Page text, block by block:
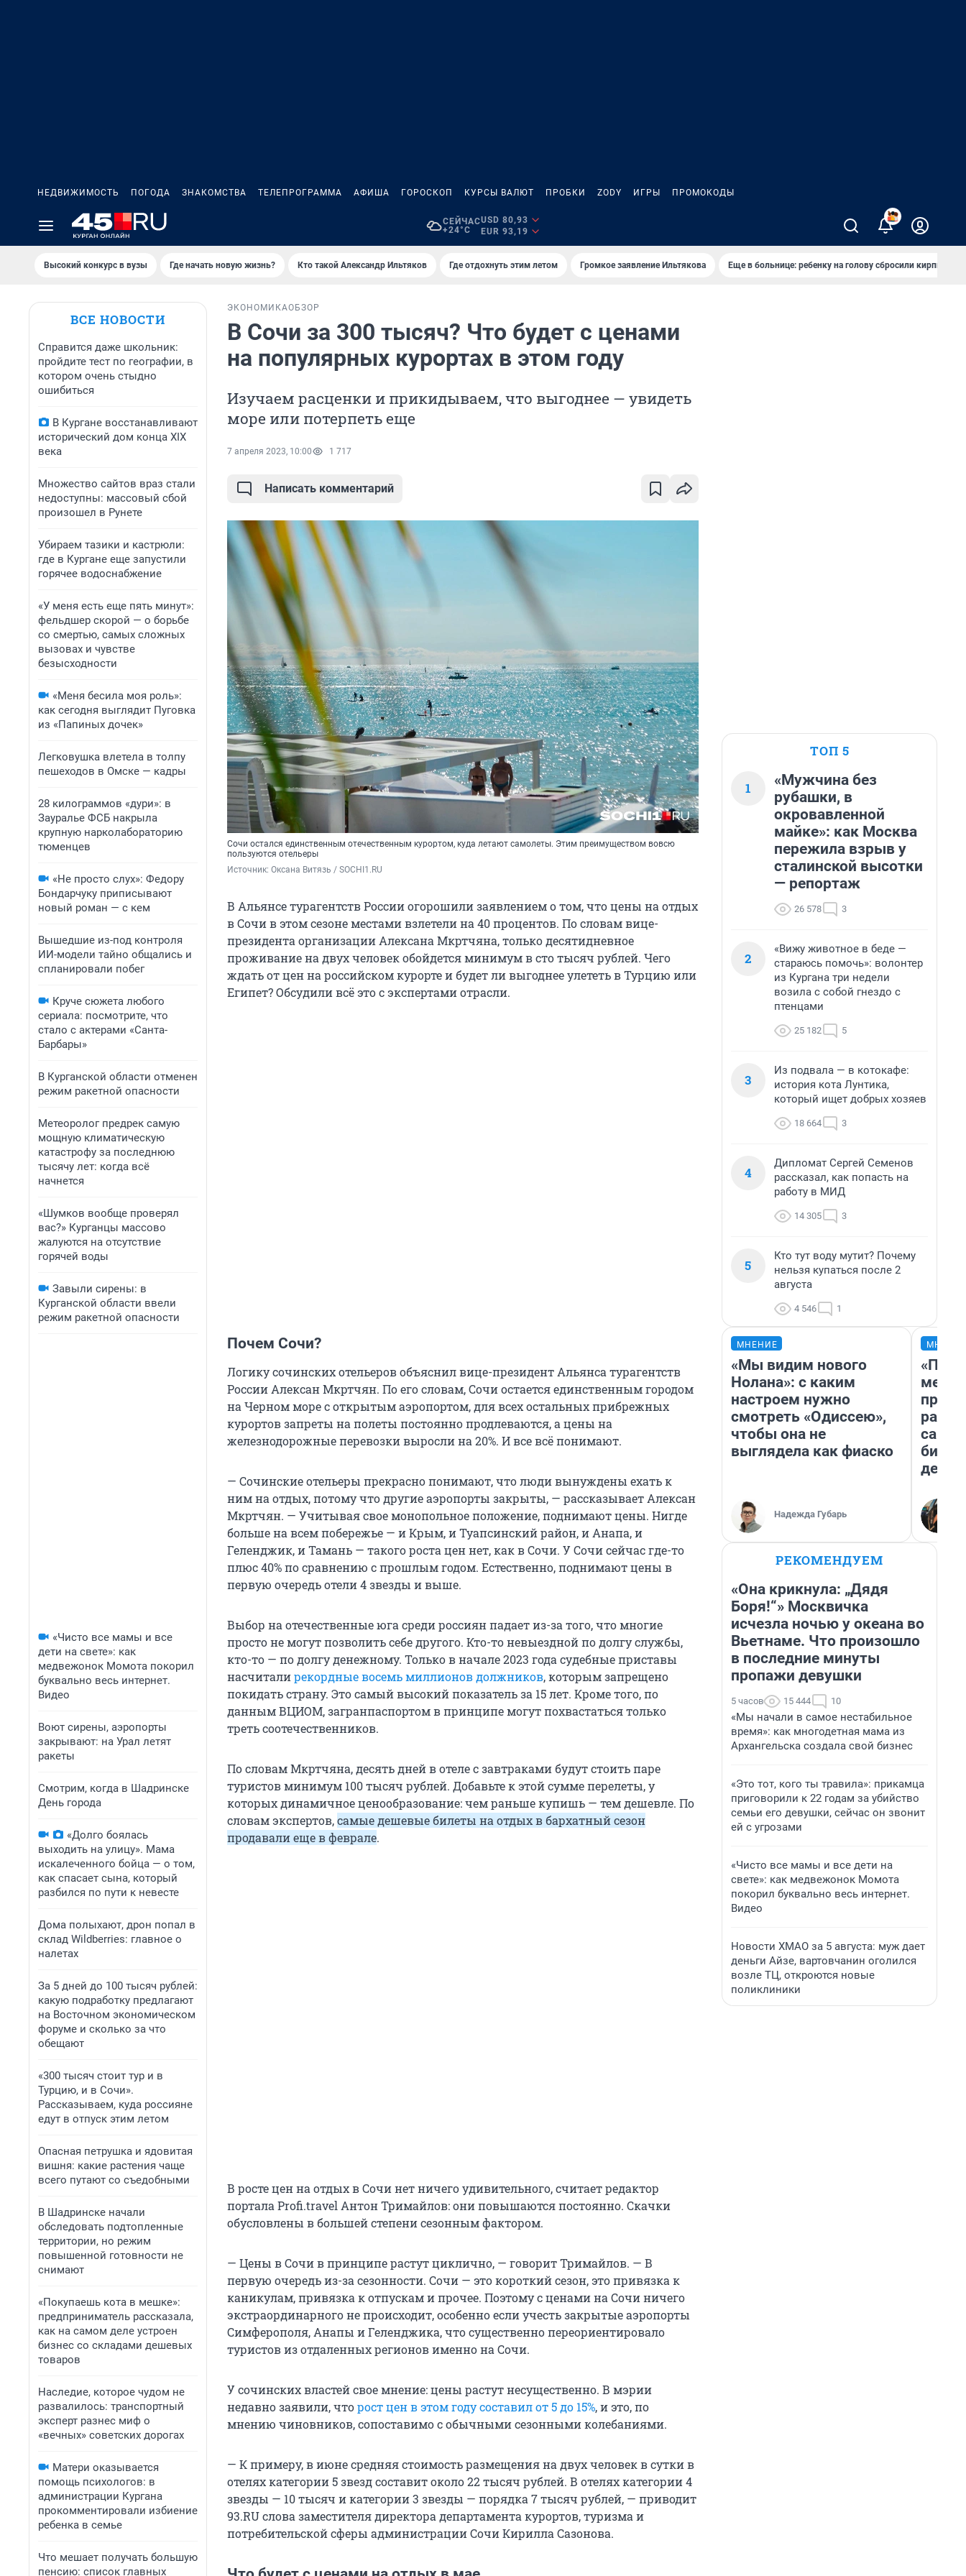
НЕДВИЖИМОСТЬ ПОГОДА ЗНАКОМСТВА ТЕЛЕПРОГРАММА АФИША ГОРОСКОП КУРСЫ ВАЛЮТ ПРОБКИ ZODY ИГРЫ ПРОМОКОДЫ
СЕЙЧАС
+24°C
USD 80,93
EUR 93,19
Высокий конкурс в вузы Где начать новую жизнь? Кто такой Александр Ильтяков Где отдохнуть этим летом Громкое заявление Ильтякова Еще в больнице: ребенку на голову сбросили кирпич
ВСЕ НОВОСТИ
Справится даже школьник:
пройдите тест по географии, в
котором очень стыдно
ошибиться
В Кургане восстанавливают
исторический дом конца XIX
века
Множество сайтов враз стали
недоступны: массовый сбой
произошел в Рунете
Убираем тазики и кастрюли:
где в Кургане еще запустили
горячее водоснабжение
«У меня есть еще пять минут»:
фельдшер скорой — о борьбе
со смертью, самых сложных
вызовах и чувстве
безысходности
«Меня бесила моя роль»:
как сегодня выглядит Пуговка
из «Папиных дочек»
Легковушка влетела в толпу
пешеходов в Омске — кадры
28 килограммов «дури»: в
Зауралье ФСБ накрыла
крупную нарколабораторию
тюменцев
«Не просто слух»: Федору
Бондарчуку приписывают
новый роман — с кем
Вышедшие из-под контроля
ИИ-модели тайно общались и
спланировали побег
Круче сюжета любого
сериала: посмотрите, что
стало с актерами «Санта-
Барбары»
В Курганской области отменен
режим ракетной опасности
Метеоролог предрек самую
мощную климатическую
катастрофу за последнюю
тысячу лет: когда всё
начнется
«Шумков вообще проверял
вас?» Курганцы массово
жалуются на отсутствие
горячей воды
Завыли сирены: в
Курганской области ввели
режим ракетной опасности
«Чисто все мамы и все
дети на свете»: как
медвежонок Момота покорил
буквально весь интернет.
Видео
Воют сирены, аэропорты
закрывают: на Урал летят
ракеты
Смотрим, когда в Шадринске
День города
«Долго боялась
выходить на улицу». Мама
искалеченного бойца — о том,
как спасает сына, который
разбился по пути к невесте
Дома полыхают, дрон попал в
склад Wildberries: главное о
налетах
За 5 дней до 100 тысяч рублей:
какую подработку предлагают
на Восточном экономическом
форуме и сколько за что
обещают
«300 тысяч стоит тур и в
Турцию, и в Сочи».
Рассказываем, куда россияне
едут в отпуск этим летом
Опасная петрушка и ядовитая
вишня: какие растения чаще
всего путают со съедобными
В Шадринске начали
обследовать подтопленные
территории, но режим
повышенной готовности не
снимают
«Покупаешь кота в мешке»:
предприниматель рассказала,
как на самом деле устроен
бизнес со складами дешевых
товаров
Наследие, которое чудом не
развалилось: транспортный
эксперт разнес миф о
«вечных» советских дорогах
Матери оказывается
помощь психологов: в
администрации Кургана
прокомментировали избиение
ребенка в семье
Что мешает получать большую
пенсию: список главных
ЭКОНОМИКАОБЗОР
В Сочи за 300 тысяч? Что будет с ценами
на популярных курортах в этом году
Изучаем расценки и прикидываем, что выгоднее — увидеть
море или потерпеть еще
7 апреля 2023, 10:00 1 717
Написать комментарий
Сочи остался единственным отечественным курортом, куда летают самолеты. Этим преимуществом вовсю
пользуются отельеры
Источник: Оксана Витязь / SOCHI1.RU
В Альянсе турагентств России огорошили заявлением о том, что цены на отдых
в Сочи в этом сезоне местами взлетели на 40 процентов. По словам вице-
президента организации Алексана Мкртчяна, только десятидневное
проживание на двух человек обойдется минимум в сто тысяч рублей. Чего
ждать от цен на российском курорте и будет ли выгоднее улететь в Турцию или
Египет? Обсудили всё это с экспертами отрасли.
Почем Сочи?
Логику сочинских отельеров объяснил вице-президент Альянса турагентств
России Алексан Мкртчян. По его словам, Сочи остается единственным городом
на Черном море с открытым аэропортом, для всех остальных прибрежных
курортов запреты на полеты постоянно продлеваются, а цены на
железнодорожные перевозки выросли на 20%. И все всё понимают.
— Сочинские отельеры прекрасно понимают, что люди вынуждены ехать к
ним на отдых, потому что другие аэропорты закрыты, — рассказывает Алексан
Мкртчян. — Учитывая свое монопольное положение, поднимают цены. Нигде
больше на всем побережье — и Крым, и Туапсинский район, и Анапа, и
Геленджик, и Тамань — такого роста цен нет, как в Сочи. У Сочи сейчас где-то
плюс 40% по сравнению с прошлым годом. Естественно, поднимают цены в
первую очередь отели 4 звезды и выше.
Выбор на отечественные юга среди россиян падает из-за того, что многие
просто не могут позволить себе другого. Кто-то невыездной по долгу службы,
кто-то — по долгу денежному. Только в начале 2023 года судебные приставы
насчиталирекордные восемь миллионов должников, которым запрещено
покидать страну. Это самый высокий показатель за 15 лет. Кроме того, по
данным ВЦИОМ, загранпаспортом в принципе могут похвастаться только
треть соотечественников.
По словам Мкртчяна, десять дней в отеле с завтраками будут стоить паре
туристов минимум 100 тысяч рублей. Добавьте к этой сумме перелеты, у
которых динамичное ценообразование: чем раньше купишь — тем дешевле. По
словам экспертов,самые дешевые билеты на отдых в бархатный сезон
продавали еще в феврале.
В росте цен на отдых в Сочи нет ничего удивительного, считает редактор
портала Profi.travel Антон Тримайлов: они повышаются постоянно. Скачки
обусловлены в большей степени сезонным фактором.
— Цены в Сочи в принципе растут циклично, — говорит Тримайлов. — В
первую очередь из-за сезонности. Сочи — это короткий сезон, это привязка к
каникулам, привязка к отпускам и прочее. Поэтому с ценами на Сочи ничего
экстраординарного не происходит, особенно если учесть закрытые аэропорты
Симферополя, Анапы и Геленджика, что существенно переориентировало
туристов из отдаленных регионов именно на Сочи.
У сочинских властей свое мнение: цены растут несущественно. В мэрии
недавно заявили, чторост цен в этом году составил от 5 до 15%, и это, по
мнению чиновников, сопоставимо с обычными сезонными колебаниями.
— К примеру, в июне средняя стоимость размещения на двух человек в сутки в
отелях категории 5 звезд составит около 22 тысяч рублей. В отелях категории 4
звезды — 10 тысяч и категории 3 звезды — порядка 7 тысяч рублей, — приводит
93.RU слова заместителя директора департамента курортов, туризма и
потребительской сферы администрации Сочи Кирилла Сазонова.
ТОП 5
1
«Мужчина без
рубашки, в
окровавленной
майке»: как Москва
пережила взрыв у
сталинской высотки
— репортаж
26 578 3
2
«Вижу животное в беде —
стараюсь помочь»: волонтер
из Кургана три недели
возила с собой гнездо с
птенцами
25 182 5
3
Из подвала — в котокафе:
история кота Лунтика,
который ищет добрых хозяев
18 664 3
4
Дипломат Сергей Семенов
рассказал, как попасть на
работу в МИД
14 305 3
5
Кто тут воду мутит? Почему
нельзя купаться после 2
августа
4 546 1
МНЕНИЕ
«Мы видим нового
Нолана»: с каким
настроем нужно
смотреть «Одиссею»,
чтобы она не
выглядела как фиаско
Надежда Губарь
РЕКОМЕНДУЕМ
«Она крикнула: „Дядя
Боря!“» Москвичка
исчезла ночью у океана во
Вьетнаме. Что произошло
в последние минуты
пропажи девушки
5 часов 15 444 10
«Мы начали в самое нестабильное
время»: как многодетная мама из
Архангельска создала свой бизнес
«Это тот, кого ты травила»: прикамца
приговорили к 22 годам за убийство
семьи его девушки, сейчас он звонит
ей с угрозами
«Чисто все мамы и все дети на
свете»: как медвежонок Момота
покорил буквально весь интернет.
Видео
Новости ХМАО за 5 августа: муж дает
деньги Айзе, вартовчанин оголился
возле ТЦ, откроются новые
поликлиники